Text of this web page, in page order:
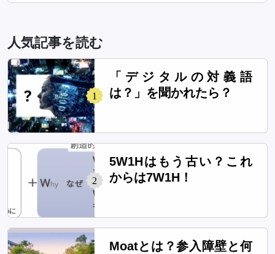
人気記事を読む
1
「デジタルの対義語
は？」を聞かれたら？
2
5W1Hはもう古い？これ
からは7W1H！
Moatとは？参入障壁と何